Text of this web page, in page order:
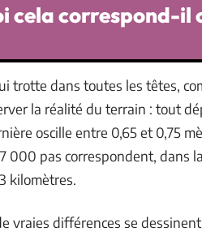
cela correspond-il
trotte dans toutes les têtes,
la réalité du terrain : tout
oscille entre 0,65 et 0,75
000 pas correspondent, dans
kilomètres.
vraies différences se